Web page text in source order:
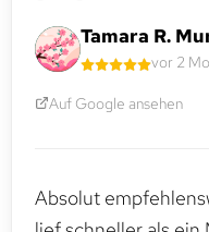
Tamara R.
vor 2
Auf Google ansehen
Absolut